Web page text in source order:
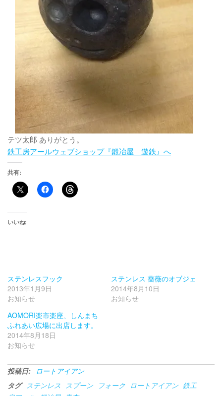
テツ太郎 ありがとう。
鉄工房アールウェブショップ『鍛冶屋 遊鉄』へ
共有:
いいね:
ステンレスフック
2013年1月9日
お知らせ
ステンレス 薔薇のオブジェ
2014年8月10日
お知らせ
AOMORI楽市楽座、しんまち
ふれあい広場に出店します。
2014年8月18日
お知らせ
投稿日: ロートアイアン
タグ ステンレス スプーン フォーク ロートアイアン 鉄工